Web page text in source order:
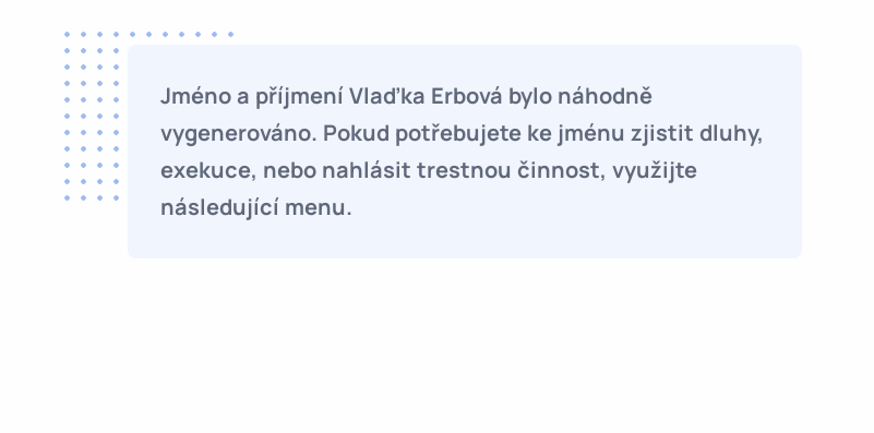
Jméno a příjmení Vlaďka Erbová bylo náhodně
vygenerováno. Pokud potřebujete ke jménu zjistit dluhy,
exekuce, nebo nahlásit trestnou činnost, využijte
následující menu.